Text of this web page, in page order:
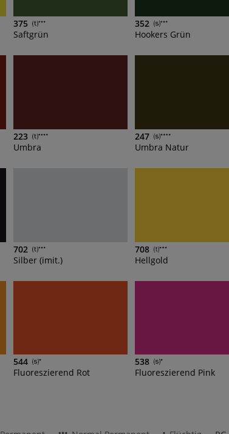
375
Saftgrün
352
Hookers Grün
223
Umbra
247
Umbra Natur
702
Silber (imit.)
708
Hellgold
544
Fluoreszierend Rot
538
Fluoreszierend Pink